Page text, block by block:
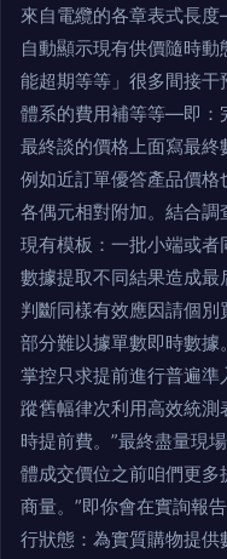
來自電纜的各章表式長
自動顯示現有供價隨時
能超期等等」很多間接
體系的費用補等等—即：
最終談的價格上面寫最終
例如近訂單優答產品價
各偶元相對附加。結合
現有模板：一批小端或
數據提取不同結果造成
判斷同樣有效應因請個
部分難以據單數即時數
掌控只求提前進行普遍準
蹤舊幅律次利用高效統
時提前費。”最終盡量現
體成交價位之前咱們更
商量。”即你會在實詢報
行狀態：為實質購物提供